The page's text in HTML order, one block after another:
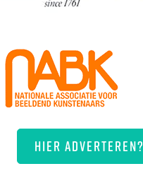
HIER ADVERTEREN?